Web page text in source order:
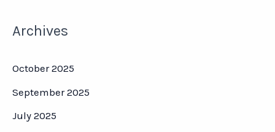
Archives
October 2025
September 2025
July 2025